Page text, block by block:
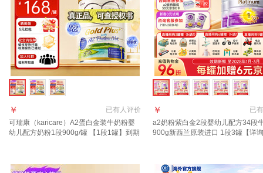
已有人评价
￥
可瑞康（karicare）A2蛋白金装牛奶粉婴
幼儿配方奶粉1段900g/罐 【1段1罐】到期
已有
￥
a2奶粉紫白金2段婴幼儿配方34段
900g新西兰原装进口 1段3罐【详